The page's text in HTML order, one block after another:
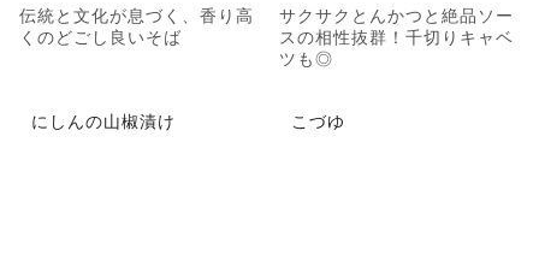
伝統と文化が息づく、香り高
くのどごし良いそば
サクサクとんかつと絶品ソー
スの相性抜群！千切りキャベ
ツも◎
にしんの山椒漬け こづゆ